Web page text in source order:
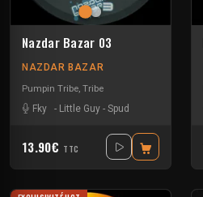
Nazdar Bazar 03
NAZDAR BAZAR
Pumpin Tribe, Tribe
Fky
- Little Guy - Spud
13.90€ TTC